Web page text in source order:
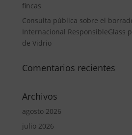
fincas
Consulta pública sobre el
Internacional ResponsibleGlass
de Vidrio
Comentarios recientes
Archivos
agosto 2026
julio 2026